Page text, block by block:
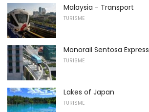
Malaysia - Transport
TURISME
Monorail Sentosa Express
TURISME
Lakes of Japan
TURISME